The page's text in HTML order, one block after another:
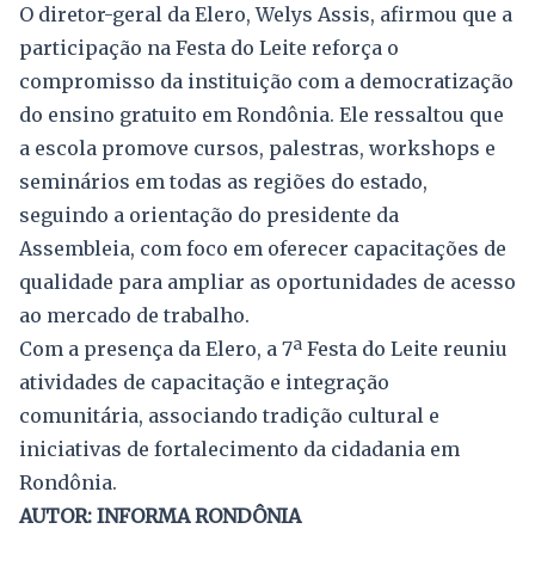
O diretor-geral da Elero, Welys Assis, afirmou que a
participação na Festa do Leite reforça o
compromisso da instituição com a democratização
do ensino gratuito em Rondônia. Ele ressaltou que
a escola promove cursos, palestras, workshops e
seminários em todas as regiões do estado,
seguindo a orientação do presidente da
Assembleia, com foco em oferecer capacitações de
qualidade para ampliar as oportunidades de acesso
ao mercado de trabalho.
Com a presença da Elero, a 7ª Festa do Leite reuniu
atividades de capacitação e integração
comunitária, associando tradição cultural e
iniciativas de fortalecimento da cidadania em
Rondônia.
AUTOR: INFORMA RONDÔNIA